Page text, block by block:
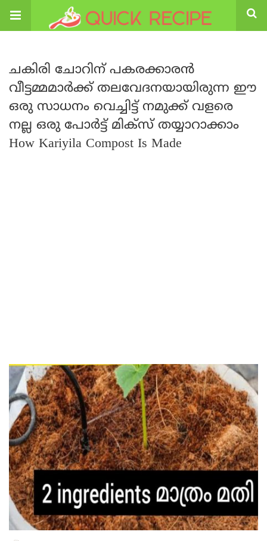
ചകിരി ചോറിന് പകരക്കാരൻ
വീട്ടമ്മമാർക്ക് തലവേദനയായിരുന്ന ഈ
ഒരു സാധനം വെച്ചിട്ട് നമുക്ക് വളരെ
നല്ല ഒരു പോർട്ട് മിക്സ് തയ്യാറാക്കാം
How Kariyila Compost Is Made